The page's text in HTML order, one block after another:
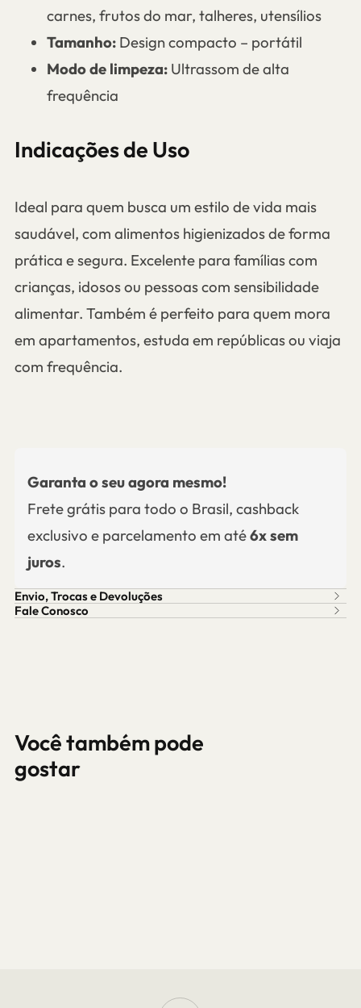
carnes, frutos do mar, talheres, utensílios
Tamanho:Design compacto – portátil
Modo de limpeza:Ultrassom de alta
frequência
Indicações de Uso
Ideal para quem busca um estilo de vida mais
saudável, com alimentos higienizados de forma
prática e segura. Excelente para famílias com
crianças, idosos ou pessoas com sensibilidade
alimentar. Também é perfeito para quem mora
em apartamentos, estuda em repúblicas ou viaja
com frequência.
Garanta o seu agora mesmo!
Frete grátis para todo o Brasil, cashback
exclusivo e parcelamento em até6x sem
juros.
Envio, Trocas e Devoluções
Fale Conosco
Você também pode
gostar